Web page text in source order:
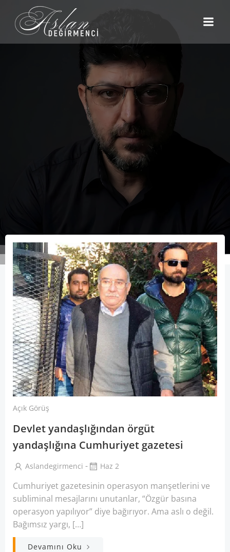
geç
Açık Görüş
Devlet yandaşlığından örgüt
yandaşlığına Cumhuriyet gazetesi
Aslandegirmenci - Haz 2
Cumhuriyet gazetesinin operasyon manşetlerini ve
subliminal mesajlarını unutanlar, “Özgür basına
operasyon yapılıyor” diye bağırıyor. Ama aslı o değil.
Bağımsız yargı, […]
Devamını Oku